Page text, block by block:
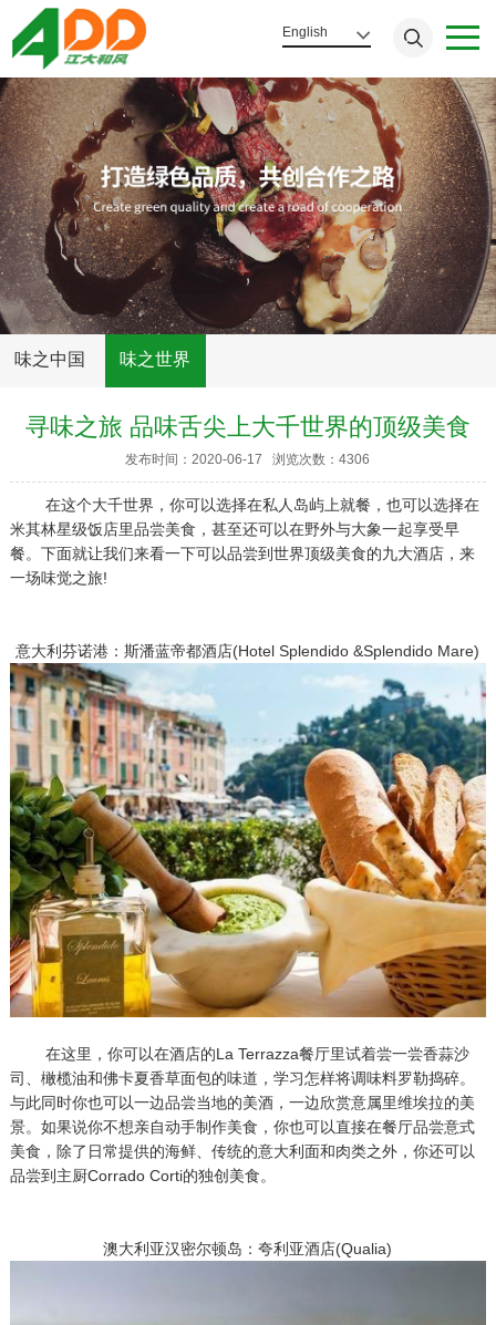
English
味之中国 味之世界
寻味之旅 品味舌尖上大千世界的顶级美食
发布时间：2020-06-17 浏览次数：4306
在这个大千世界，你可以选择在私人岛屿上就餐，也可以选择在
米其林星级饭店里品尝美食，甚至还可以在野外与大象一起享受早
餐。下面就让我们来看一下可以品尝到世界顶级美食的九大酒店，来
一场味觉之旅!
意大利芬诺港：斯潘蓝帝都酒店(Hotel Splendido &Splendido Mare)
在这里，你可以在酒店的La Terrazza餐厅里试着尝一尝香蒜沙
司、橄榄油和佛卡夏香草面包的味道，学习怎样将调味料罗勒捣碎。
与此同时你也可以一边品尝当地的美酒，一边欣赏意属里维埃拉的美
景。如果说你不想亲自动手制作美食，你也可以直接在餐厅品尝意式
美食，除了日常提供的海鲜、传统的意大利面和肉类之外，你还可以
品尝到主厨Corrado Corti的独创美食。
澳大利亚汉密尔顿岛：夸利亚酒店(Qualia)